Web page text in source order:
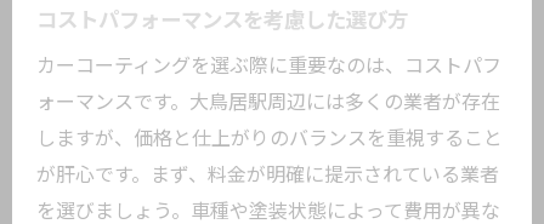
コストパフォーマンスを考慮した選び方
カーコーティングを選ぶ際に重要なのは、コストパフ
ォーマンスです。大鳥居駅周辺には多くの業者が存在
しますが、価格と仕上がりのバランスを重視すること
が肝心です。まず、料金が明確に提示されている業者
を選びましょう。車種や塗装状態によって費用が異な